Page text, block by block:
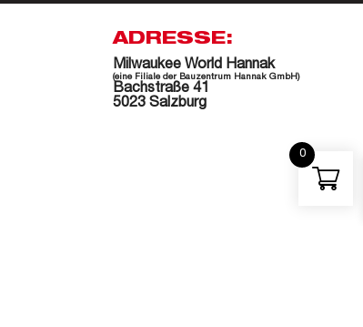
ADRESSE:
Milwaukee World Hannak
(eine Filiale der Bauzentrum Hannak GmbH)
Bachstraße 41
5023 Salzburg
0